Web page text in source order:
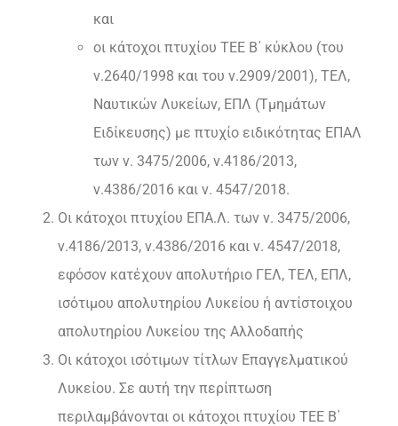
και
οι κάτοχοι πτυχίου ΤΕΕ Β΄ κύκλου (του
ν.2640/1998 και του ν.2909/2001), ΤΕΛ,
Ναυτικών Λυκείων, ΕΠΛ (Τμημάτων
Ειδίκευσης) με πτυχίο ειδικότητας ΕΠΑΛ
των ν. 3475/2006, ν.4186/2013,
ν.4386/2016 και ν. 4547/2018.
Οι κάτοχοι πτυχίου ΕΠΑ.Λ. των ν. 3475/2006,
ν.4186/2013, ν.4386/2016 και ν. 4547/2018,
εφόσον κατέχουν απολυτήριο ΓΕΛ, ΤΕΛ, ΕΠΛ,
ισότιμου απολυτηρίου Λυκείου ή αντίστοιχου
απολυτηρίου Λυκείου της Αλλοδαπής
Οι κάτοχοι ισότιμων τίτλων Επαγγελματικού
Λυκείου. Σε αυτή την περίπτωση
περιλαμβάνονται οι κάτοχοι πτυχίου ΤΕΕ Β΄